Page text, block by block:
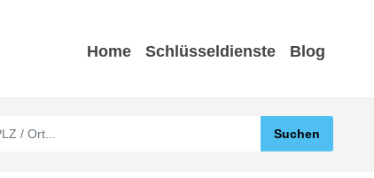
Home Schlüsseldienste Blog